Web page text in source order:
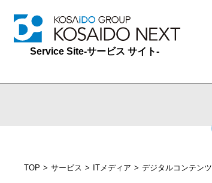
Service Site‐サービス サイト‐
TOP サービス ITメディア デジタルコンテン